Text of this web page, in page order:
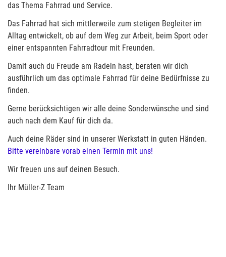
das Thema Fahrrad und Service.
Das Fahrrad hat sich mittlerweile zum stetigen Begleiter im
Alltag entwickelt, ob auf dem Weg zur Arbeit, beim Sport oder
einer entspannten Fahrradtour mit Freunden.
Damit auch du Freude am Radeln hast, beraten wir dich
ausführlich um das optimale Fahrrad für deine Bedürfnisse zu
finden.
Gerne berücksichtigen wir alle deine Sonderwünsche und sind
auch nach dem Kauf für dich da.
Auch deine Räder sind in unserer Werkstatt in guten Händen.
Bitte vereinbare vorab einen Termin mit uns!
Wir freuen uns auf deinen Besuch.
Ihr Müller-Z Team